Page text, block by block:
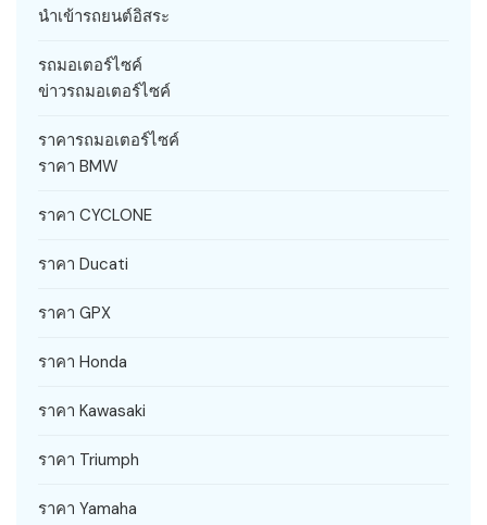
นำเข้ารถยนต์อิสระ
รถมอเตอร์ไซค์
ข่าวรถมอเตอร์ไซค์
ราคารถมอเตอร์ไซค์
ราคา BMW
ราคา CYCLONE
ราคา Ducati
ราคา GPX
ราคา Honda
ราคา Kawasaki
ราคา Triumph
ราคา Yamaha